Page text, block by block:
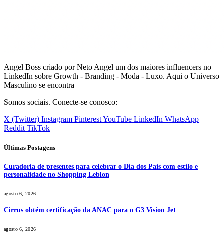
Angel Boss criado por Neto Angel um dos maiores influencers no
LinkedIn sobre Growth - Branding - Moda - Luxo. Aqui o Universo
Masculino se encontra
Somos sociais. Conecte-se conosco:
X (Twitter) Instagram PinterestYouTube LinkedIn WhatsApp
Reddit TikTok
Últimas Postagens
Curadoria de presentes para celebrar o Dia dos Pais com estilo e
personalidade no Shopping Leblon
agosto 6, 2026
Cirrus obtém certificação da ANAC para o G3 Vision Jet
agosto 6, 2026